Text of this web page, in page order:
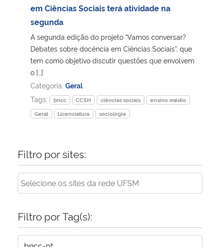
Ministério da Mulher, da Família e dos Direitos Humanos
Secretaria-Geral
Secretaria de Governo
Gabinete de Segurança Institucional
Advocacia-Geral da União
Planalto
em Ciências Sociais terá atividade na
segunda
A segunda edição do projeto “Vamos conversar?
Debates sobre docência em Ciências Sociais”, que
tem como objetivo discutir questões que envolvem
o […]
Categoria: Geral
Tags:
bncc CCSH ciências sociais
ensino médio
Geral
Licenciatura sociologia
Filtro por sites:
Filtro por Tag(s):